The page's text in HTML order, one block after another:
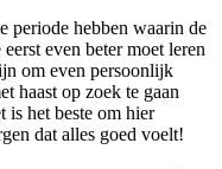
periode hebben waarin de
even beter moet leren
om even persoonlijk
haast op zoek te gaan
is het beste om hier
dat alles goed voelt!